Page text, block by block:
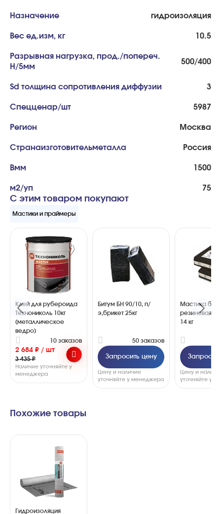
Назначение гидроизоляция
Вес ед.изм, кг 10.5
Разрывная нагрузка, прод./попереч.
H/5мм
500/400
Sd толщина сопротивления диффузии 3
Спецценар/шт 5987
Регион Москва
Странаизготовительметалла Россия
Bмм 1500
м2/уп 75
С этим товаром покупают
Мастики и праймеры
Клей для рубероида
Технониколь 10кг
(металлическое
ведро)
10 заказов
2 684 ₽ / шт
3 435 ₽
Наличие уточняйте у
менеджера
Битум БН 90/10, п/
э,брикет 25кг
50 заказов
Запросить цену
Цену и наличие
уточняйте у менеджера
Мастика
резиновая
14 кг
Цену и
уточняйте у
Похожие товары
Гидроизоляция